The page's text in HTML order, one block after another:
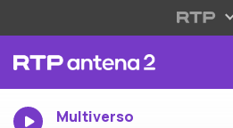
Multiverso